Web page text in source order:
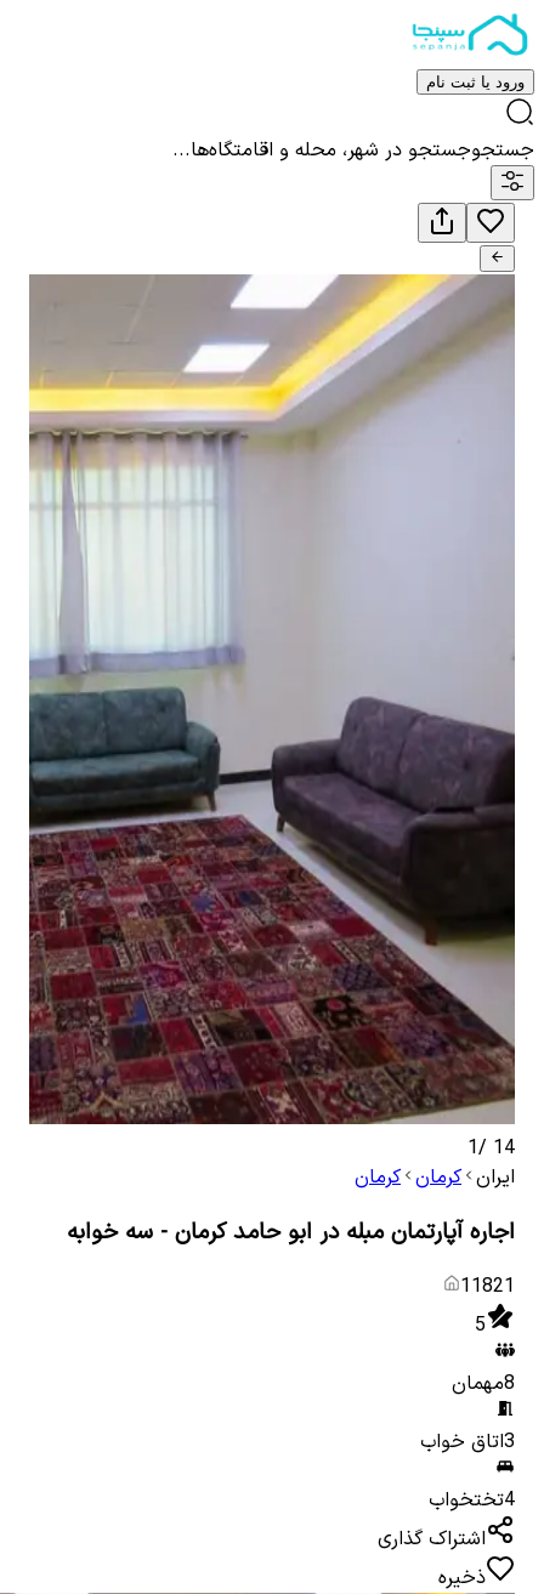
ورود یا ثبت نام
جستجوجستجو در شهر، محله و اقامتگاه‌ها...
14
/
1
ایران کرمان کرمان
اجاره آپارتمان مبله در ابو حامد کرمان - سه خوابه
11821
5
8مهمان
3اتاق خواب
4تختخواب
اشتراک گذاری
ذخیره